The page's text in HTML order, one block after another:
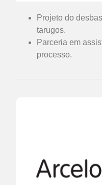
Projeto do
tarugos.
Parceria em
processo.